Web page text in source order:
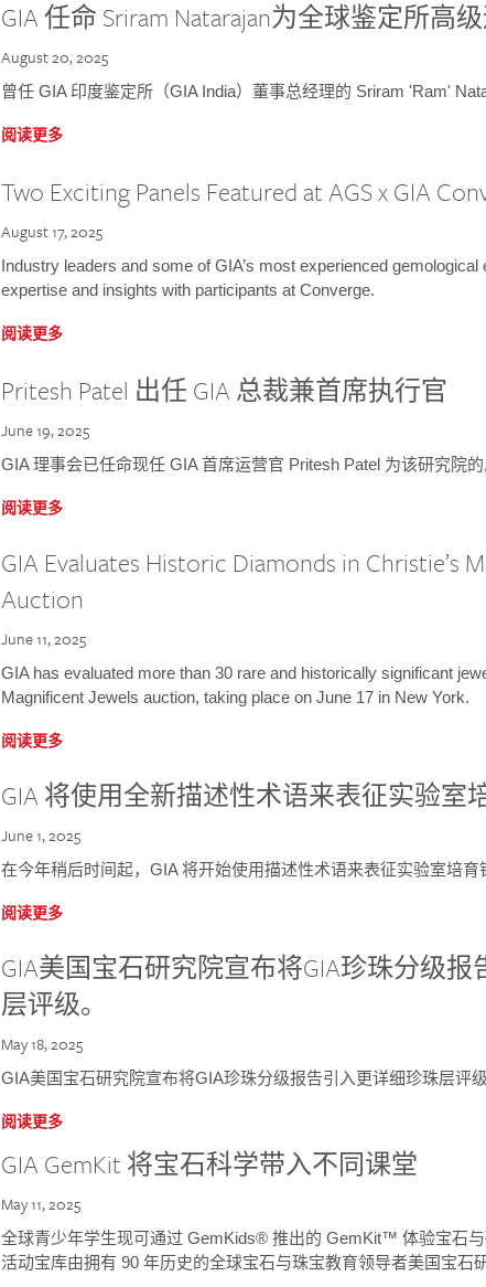
GIA 任命 Sriram Natarajan为全球鉴定所高
August 20, 2025
曾任 GIA 印度鉴定所（GIA India）董事总经理的 Sriram 'Ram'
阅读更多
Two Exciting Panels Featured at AGS x GIA
August 17, 2025
Industry leaders and some of GIA’s most experienced
expertise and insights with participants at Converge.
阅读更多
Pritesh Patel 出任 GIA 总裁兼首席执行官
June 19, 2025
GIA 理事会已任命现任 GIA 首席运营官 Pritesh Patel 为该研究院
阅读更多
GIA Evaluates Historic Diamonds in Christie’s
Auction
June 11, 2025
GIA has evaluated more than 30 rare and historically significant
Magnificent Jewels auction, taking place on June 17 in New York.
阅读更多
GIA 将使用全新描述性术语来表征实验室
June 1, 2025
在今年稍后时间起，GIA 将开始使用描述性术语来表征实验室培育
阅读更多
GIA美国宝石研究院宣布将GIA珍珠分级
层评级。
May 18, 2025
GIA美国宝石研究院宣布将GIA珍珠分级报告引入更详细珍珠层评级
阅读更多
GIA GemKit 将宝石科学带入不同课堂
May 11, 2025
全球青少年学生现可通过 GemKids® 推出的 GemKit™ 体验宝石
活动宝库由拥有 90 年历史的全球宝石与珠宝教育领导者美国宝石